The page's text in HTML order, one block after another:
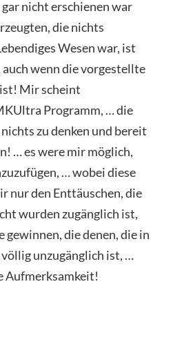
nicht erschienen war
die nichts
Wesen war, ist
wenn die vorgestellte
Mir scheint
Programm, … die
zu denken und bereit
… es were mir möglich,
… wobei diese
nur den Enttäuschen, die
wurden zugänglich ist,
gewinnen, die denen, die in
völlig unzugänglich ist, …
Aufmerksamkeit!